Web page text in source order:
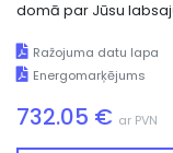
domā par Jūsu
Ražojuma datu lapa
Energomarķējums
732.05 € ar PVN